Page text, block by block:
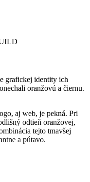
grafickej identity ich
oranžovú a čiernu.
aj web, je pekná. Pri
odtieň oranžovej,
tejto tmavšej
a pútavo.